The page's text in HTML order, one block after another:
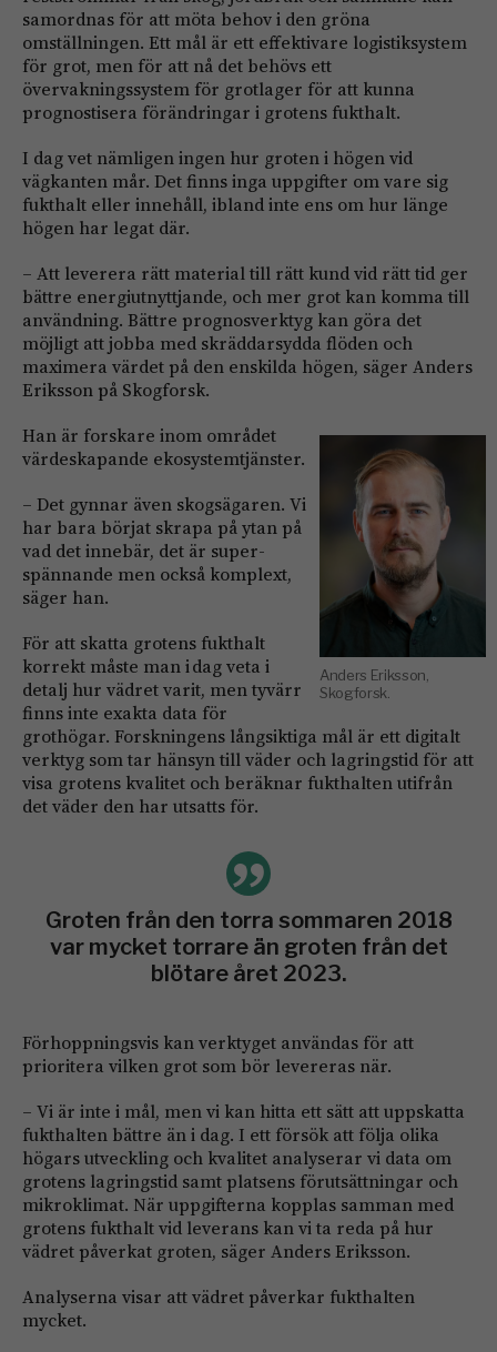
samordnas för att möta behov i den gröna
omställningen. Ett mål är ett effektivare logistiksystem
för grot, men för att nå det behövs ett
övervakningssystem för grotlager för att kunna
prognostisera förändringar i grotens fukthalt.
I dag vet nämligen ingen hur groten i högen vid
vägkanten mår. Det finns inga uppgifter om vare sig
fukthalt eller innehåll, ibland inte ens om hur länge
högen har legat där.
– Att leverera rätt material till rätt kund vid rätt tid ger
bättre energiutnyttjande, och mer grot kan komma till
användning. Bättre prognosverktyg kan göra det
möjligt att jobba med skräddarsydda flöden och
maximera värdet på den enskilda högen, säger Anders
Eriksson på Skogforsk.
Anders Eriksson,
Skogforsk.
Han är forskare inom området
värdeskapande ekosystemtjänster.
– Det gynnar även skogsägaren. Vi
har bara börjat ­skrapa på ytan på
vad det innebär, det är super­
spännande men också komplext,
säger han.
För att skatta grotens fukthalt
korrekt måste man i dag veta i
detalj hur vädret varit, men tyvärr
finns inte exakta data för
grothögar. Forskningens lång­siktiga mål är ett digitalt
verktyg som tar hänsyn till väder och lagringstid för att
visa grotens kvalitet och beräknar fukthalten utifrån
det väder den har utsatts för.
Groten från den torra sommaren 2018
var mycket torrare än groten från det
blötare året 2023.
Förhoppningsvis kan verktyget användas för att
prioritera vilken grot som bör levereras när.
– Vi är inte i mål, men vi kan hitta ett sätt att uppskatta
fukthalten bättre än i dag. I ett försök att följa olika
högars utveckling och kvalitet analyserar vi data om
grotens lagringstid samt platsens förutsättningar och
mikroklimat. När uppgifterna kopplas samman med
grotens fukthalt vid leverans kan vi ta reda på hur
vädret påverkat groten, säger Anders Eriksson.
Analyserna visar att vädret påverkar fukthalten
mycket.